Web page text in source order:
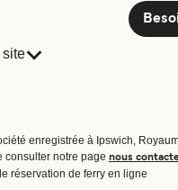
site
enregistrée à Ipswich,
consulter notre page nous
réservation de ferry en ligne